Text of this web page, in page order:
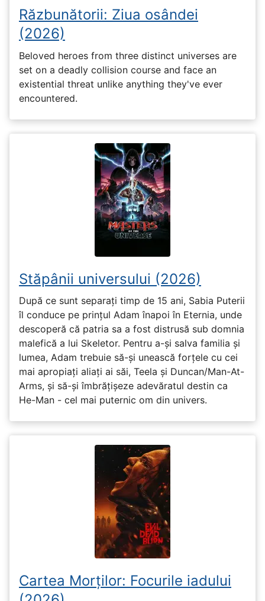
Răzbunătorii: Ziua osândei
(2026)
Beloved heroes from three distinct universes are
set on a deadly collision course and face an
existential threat unlike anything they've ever
encountered.
Stăpânii universului (2026)
După ce sunt separați timp de 15 ani, Sabia Puterii
îl conduce pe prințul Adam înapoi în Eternia, unde
descoperă că patria sa a fost distrusă sub domnia
malefică a lui Skeletor. Pentru a-și salva familia și
lumea, Adam trebuie să-și unească forțele cu cei
mai apropiați aliați ai săi, Teela și Duncan/Man-At-
Arms, și să-și îmbrățișeze adevăratul destin ca
He-Man - cel mai puternic om din univers.
Cartea Morților: Focurile iadului